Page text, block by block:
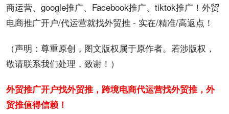
商运营、google推广、Facebook推广、tiktok推广！外贸
电商推广开户/代运营就找外贸推 - 实在/精准/高返点！
（声明：尊重原创，图文版权属于原作者。若涉版权，
敬请联系我们处理，致谢！）
外贸推广开户找外贸推，跨境电商代运营找外贸推，外
贸推值得信赖！